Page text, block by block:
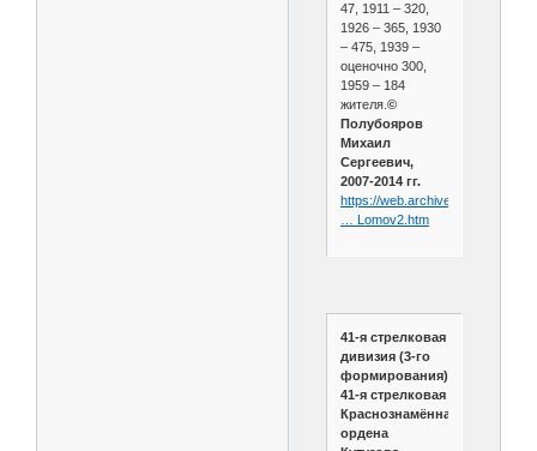
47, 1911 – 320,
1926 – 365, 1930
– 475, 1939 –
оценочно 300,
1959 – 184
жителя. ©
Полубояров
Михаил
Сергеевич,
2007-2014 гг.
https://web.archive.org/web/
… Lomov2.htm
41-я стрелковая
дивизия (3-го
формирования).
41-я стрелковая
Краснознамённая
ордена